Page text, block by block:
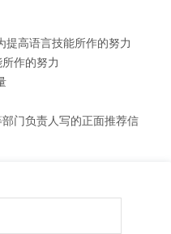
高语言技能所作的努力
作的努力
门负责人写的正面推荐信